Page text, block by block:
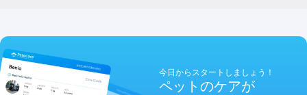
今日からスタートしましょう！
ペットのケアが